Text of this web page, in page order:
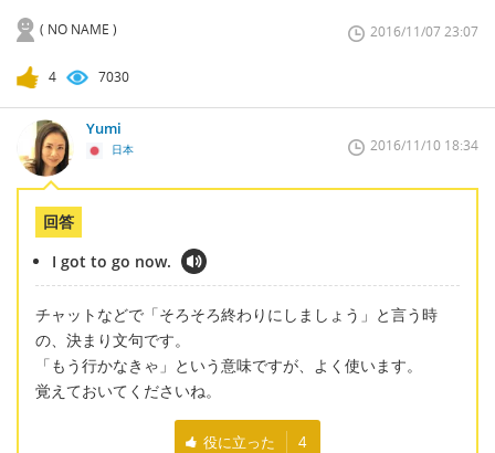
( NO NAME ) 2016/11/07 23:07
4 7030
Yumi
日本 2016/11/10 18:34
回答
I got to go now.
チャットなどで「そろそろ終わりにしましょう」と言う時
の、決まり文句です。
「もう行かなきゃ」という意味ですが、よく使います。
覚えておいてくださいね。
役に立った 4